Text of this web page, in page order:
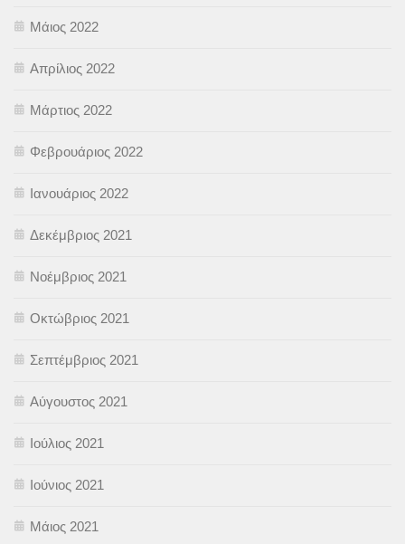
Μάιος 2022
Απρίλιος 2022
Μάρτιος 2022
Φεβρουάριος 2022
Ιανουάριος 2022
Δεκέμβριος 2021
Νοέμβριος 2021
Οκτώβριος 2021
Σεπτέμβριος 2021
Αύγουστος 2021
Ιούλιος 2021
Ιούνιος 2021
Μάιος 2021